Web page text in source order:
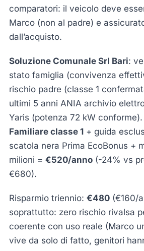
comparatori: il veicolo deve
Marco (non al padre) e
dall’acquisto.
Soluzione Comunale Srl Bari:
stato famiglia (convivenza
rischio padre (classe 1
ultimi 5 anni ANIA archivio
Yaris (potenza 72 kW
Familiare classe 1+ guida
scatola nera Prima EcoBonus +
milioni = €520/anno(-24% vs
€680).
Risparmio triennio: €480(€160/
soprattutto: zero rischio rivalsa
coerente con uso reale (Marco
vive da solo di fatto, genitori